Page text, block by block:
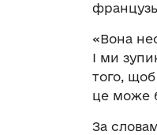
«Вона
І ми
того,
це може
За